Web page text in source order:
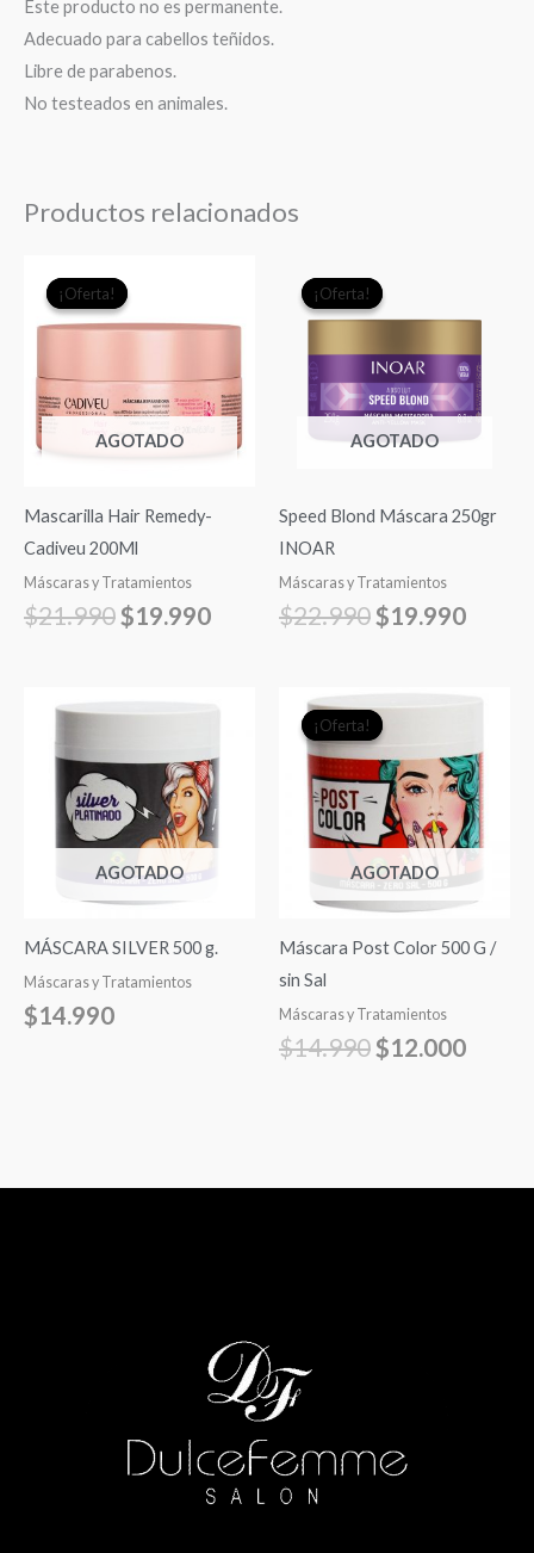
Este producto no es permanente.
Adecuado para cabellos teñidos.
Libre de parabenos.
No testeados en animales.
Productos relacionados
¡Oferta!
AGOTADO
¡Oferta!
Mascarilla Hair Remedy-
Cadiveu 200Ml
Máscaras y Tratamientos
$21.990
precio
original
$21.990.
$19.990
actual
$19.990.
¡Oferta!
AGOTADO
¡Oferta!
Speed Blond Máscara 250gr
INOAR
Máscaras y Tratamientos
$22.990
precio
era:
$22.990.
$19.990
es:
AGOTADO
MÁSCARA SILVER 500 g.
Máscaras y Tratamientos
$14.990
¡Oferta!
AGOTADO
¡Oferta!
Máscara Post Color 500 G /
sin Sal
Máscaras y Tratamientos
$14.990
El
precio
original
era:
$14.990.
$12.000
El
actual
es: